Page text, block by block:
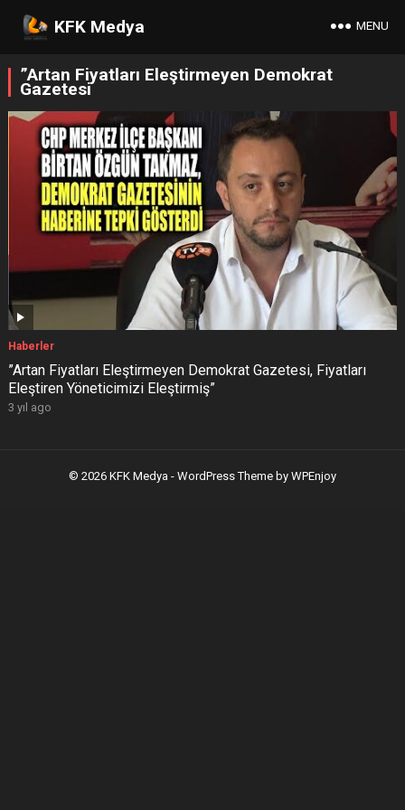
KFK Medya MENU
”Artan Fiyatları Eleştirmeyen Demokrat
Gazetesi
Haberler
”Artan Fiyatları Eleştirmeyen Demokrat Gazetesi, Fiyatları
Eleştiren Yöneticimizi Eleştirmiş”
3 yıl ago
© 2026 KFK Medya - WordPress Theme by WPEnjoy